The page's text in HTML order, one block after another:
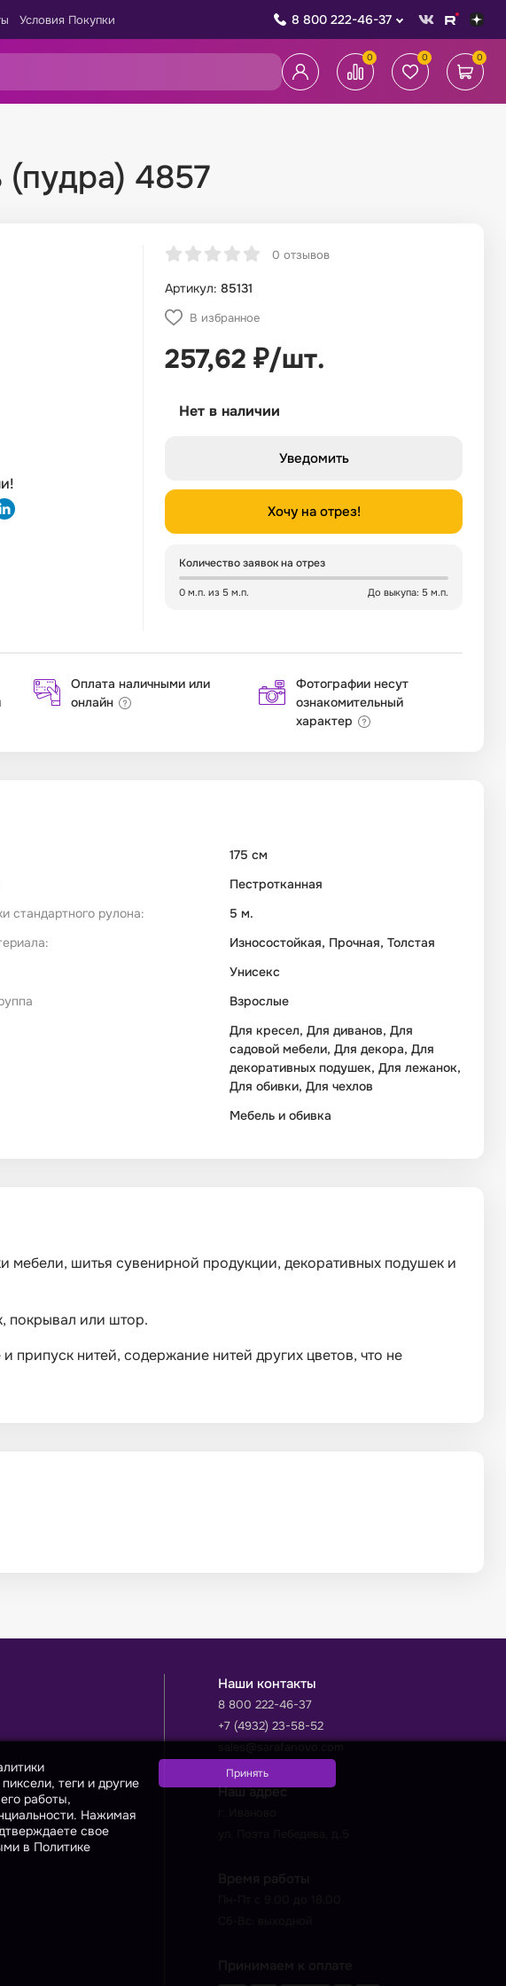
Условия Покупки 8 800 222-46-37
0 0 0
(пудра) 4857
0 отзывов
Артикул: 85131
В избранное
257,62 ₽/шт.
Нет в наличии
Уведомить
Хочу на отрез!
Количество заявок на отрез
0 м.п. из 5 м.п. До выкупа: 5 м.п.
Оплата наличными или
онлайн
Фотографии несут
ознакомительный
характер
175 см
Пестротканная
стандартного рулона:
5 м.
Износостойкая, Прочная, Толстая
Унисекс
Взрослые
Для кресел, Для диванов, Для
садовой мебели, Для декора, Для
декоративных подушек, Для лежанок,
Для обивки, Для чехлов
Мебель и обивка
мебели, шитья сувенирной продукции, декоративных подушек и
покрывал или штор.
нитей, содержание нитей других цветов, что не
Наши контакты
8 800 222-46-37
+7 (4932) 23-58-52
Наш адрес
Время работы
Принимаем к оплате
теги и другие
работы,
Нажимая
свое
в Политике